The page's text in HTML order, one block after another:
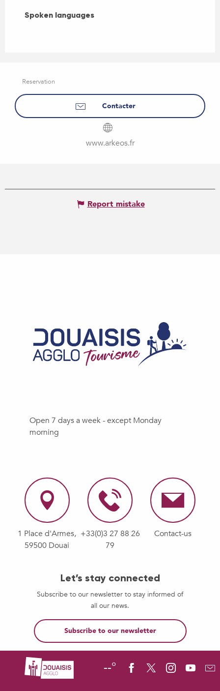
Spoken languages
Spoken languages
Reservation
Contacter
www.arkeos.fr
Report mistake
Open 7 days a week - except Monday
morning
1 Place d'Armes,
59500 Douai
+33(0)3 27 88 26
79
Contact-us
Let’s stay connected
Subscribe to our newsletter to stay informed of
all our news.
Subscribe to our newsletter
--°